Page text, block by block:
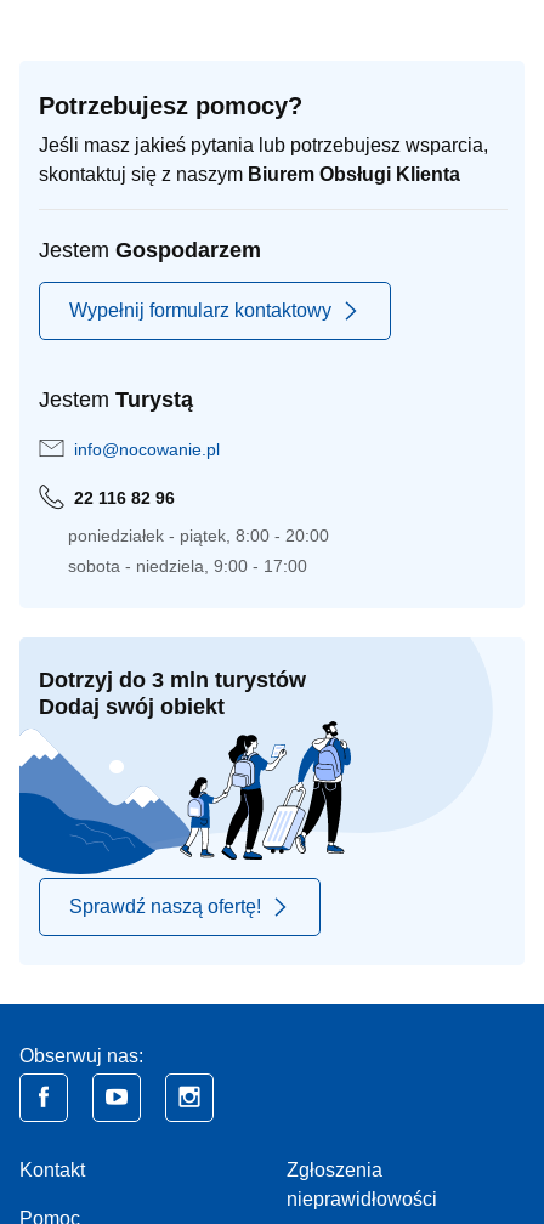
Potrzebujesz pomocy?
Jeśli masz jakieś pytania lub potrzebujesz wsparcia,
skontaktuj się z naszym Biurem Obsługi Klienta
Jestem Gospodarzem
Wypełnij formularz kontaktowy
Jestem Turystą
info@nocowanie.pl
22 116 82 96
poniedziałek - piątek, 8:00 - 20:00
sobota - niedziela, 9:00 - 17:00
Dotrzyj do 3 mln turystów
Dodaj swój obiekt
Sprawdź naszą ofertę!
Obserwuj nas:
Kontakt
Pomoc
Zgłoszenia
nieprawidłowości